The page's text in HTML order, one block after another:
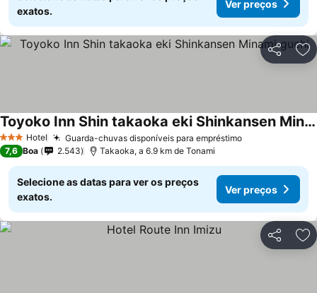
exatos.
Ver preços
Partilhar
3 EstrelasHotel Guarda-chuvas disponíveis para empréstimoVer preços
Toyoko Inn Shin takaoka eki Shinkansen Minami guchi
Ver preços
7,6 Boa 2.543 Takaoka, a 6.9 km de Tonami
Selecione as datas para ver os preços
exatos.
Ver preços
Partilhar